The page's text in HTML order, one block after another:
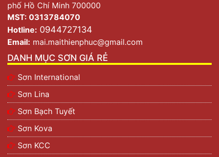
phố Hồ Chí Minh 700000
MST: 0313784070
Hotline: 0944727134
Email: mai.maithienphuc@gmail.com
DANH MỤC SƠN GIÁ RẺ
Sơn International
Sơn Lina
Sơn Bạch Tuyết
Sơn Kova
Sơn KCC